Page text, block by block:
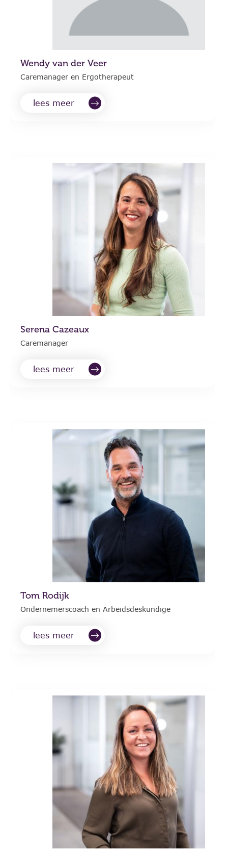
Wendy van der Veer
Caremanager en Ergotherapeut
lees meer
Serena Cazeaux
Caremanager
lees meer
Tom Rodijk
Ondernemerscoach en Arbeidsdeskundige
lees meer